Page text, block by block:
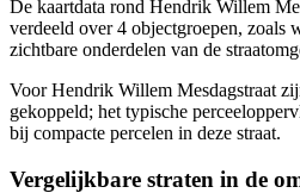
De kaartdata rond Hendrik Willem
verdeeld over 4 objectgroepen, zoals
zichtbare onderdelen van de
Voor Hendrik Willem Mesdagstraat
gekoppeld; het typische
bij compacte percelen in deze straat.
Vergelijkbare straten in de